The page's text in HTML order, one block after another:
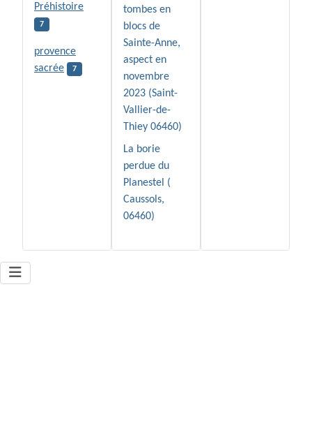
Préhistoire
7
provence
sacrée
7
tombes en
blocs de
Sainte-Anne,
aspect en
novembre
2023 (Saint-
Vallier-de-
Thiey 06460)
La borie
perdue du
Planestel (
Caussols,
06460)